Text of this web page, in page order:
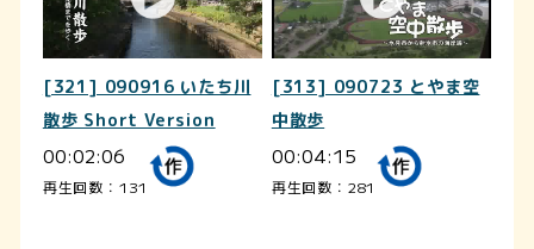
[321] 090916 いたち川
散歩 Short Version
00:02:06
再生回数：131
[313] 090723 とやま空
中散歩
00:04:15
再生回数：281